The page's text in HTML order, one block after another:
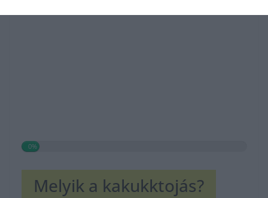
0%
Melyik a kakukktojás?